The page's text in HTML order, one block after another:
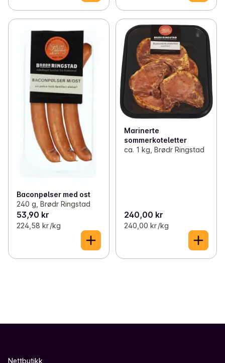
Baconpølser med ost
240 g, Brødr Ringstad
53,90 kr
224,58 kr /kg
Marinerte
sommerkoteletter
ca. 1 kg, Brødr Ringstad
240,00 kr
240,00 kr /kg
Nettbutikk